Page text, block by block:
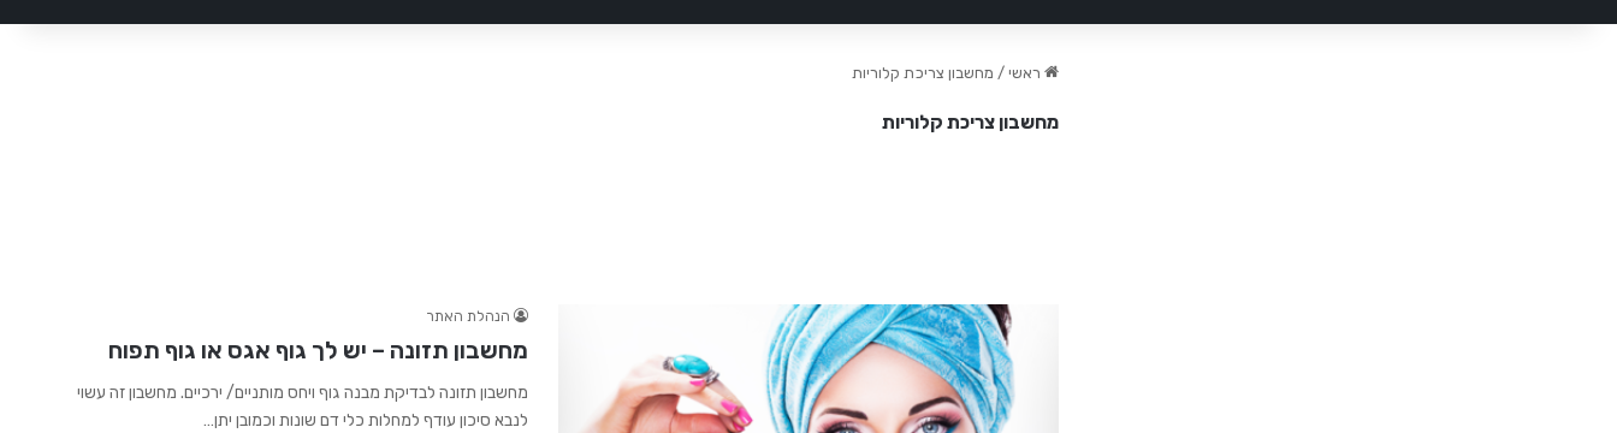
ראשי / מחשבון צריכת קלוריות
מחשבון צריכת קלוריות
הנהלת האתר
מחשבון תזונה – יש לך גוף אגס או גוף תפוח
מחשבון תזונה לבדיקת מבנה גוף ויחס מותניים/ ירכיים. מחשבון זה עשוי
לנבא סיכון עודף למחלות כלי דם שונות וכמובן יתן…